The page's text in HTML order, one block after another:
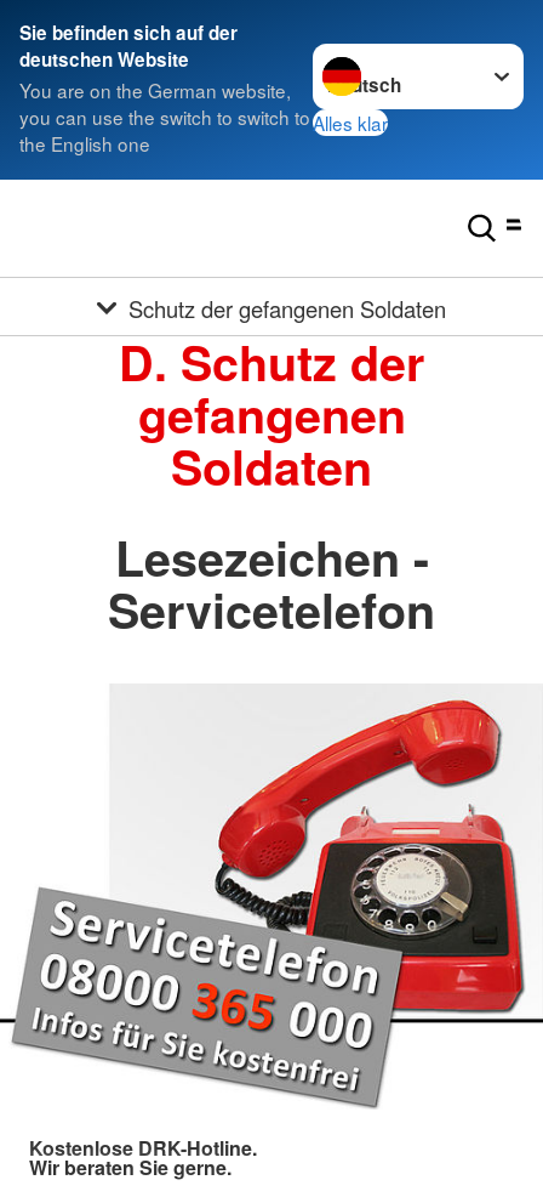
Sie befinden sich auf der
deutschen Website
You are on the German website,
you can use the switch to switch to
the English one
Sprache wechseln zu
Alles klar
Schutz der gefangenen Soldaten
D. Schutz der
gefangenen
Soldaten
Lesezeichen -
Servicetelefon
Kostenlose DRK-Hotline.
Wir beraten Sie gerne.